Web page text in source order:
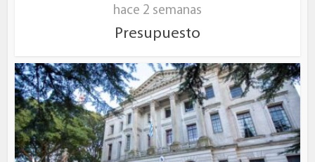
hace 2 semanas
Presupuesto